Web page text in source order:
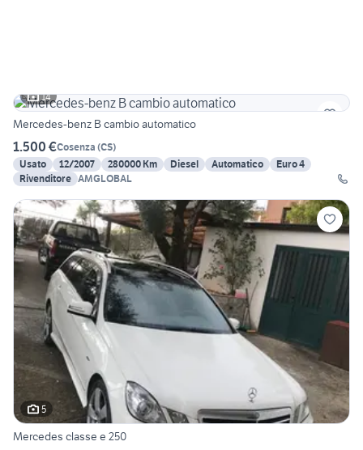
14
Mercedes-benz B cambio automatico
1.500 €Cosenza (CS)
Usato
12/2007 280000 Km Diesel Automatico
Euro 4
Rivenditore AMGLOBAL
5
Mercedes classe e 250